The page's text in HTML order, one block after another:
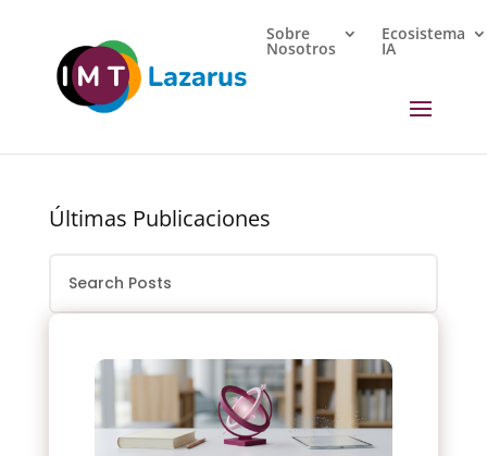
Sobre
Nosotros
Ecosistema
IA
Últimas Publicaciones